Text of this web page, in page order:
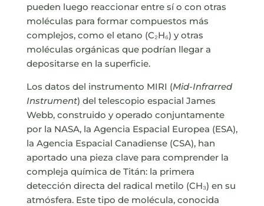
pueden luego reaccionar entre sí o con otras
moléculas para formar compuestos más
complejos, como el etano (C₂H₆) y otras
moléculas orgánicas que podrían llegar a
depositarse en la superficie.
Los datos del instrumento MIRI (Mid-Infrarred
Instrument) del telescopio espacial James
Webb, construido y operado conjuntamente
por la NASA, la Agencia Espacial Europea (ESA),
la Agencia Espacial Canadiense (CSA), han
aportado una pieza clave para comprender la
compleja química de Titán: la primera
detección directa del radical metilo (CH₃) en su
atmósfera. Este tipo de molécula, conocida